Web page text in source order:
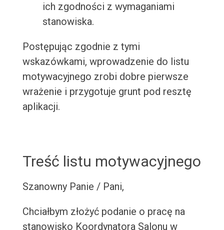
ich zgodności z wymaganiami
stanowiska.
Postępując zgodnie z tymi
wskazówkami, wprowadzenie do listu
motywacyjnego zrobi dobre pierwsze
wrażenie i przygotuje grunt pod resztę
aplikacji.
Treść listu motywacyjnego
Szanowny Panie / Pani,
Chciałbym złożyć podanie o pracę na
stanowisko Koordynatora Salonu w